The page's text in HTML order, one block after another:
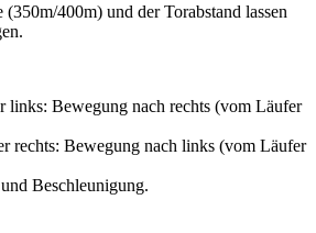
(350m/400m) und der Torabstand lassen
links: Bewegung nach rechts (vom Läufer
rechts: Bewegung nach links (vom Läufer
Beschleunigung.